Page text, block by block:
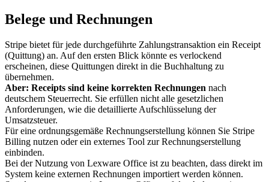
Belege und Rechnungen
Stripe bietet für jede durchgeführte Zahlungstransaktion ein Receipt
(Quittung) an. Auf den ersten Blick könnte es verlockend
erscheinen, diese Quittungen direkt in die Buchhaltung zu
übernehmen.
Aber: Receipts sind keine korrekten Rechnungen nach
deutschem Steuerrecht. Sie erfüllen nicht alle gesetzlichen
Anforderungen, wie die detaillierte Aufschlüsselung der
Umsatzsteuer.
Für eine ordnungsgemäße Rechnungserstellung können Sie Stripe
Billing nutzen oder ein externes Tool zur Rechnungserstellung
einbinden.
Bei der Nutzung von Lexware Office ist zu beachten, dass direkt im
System keine externen Rechnungen importiert werden können.